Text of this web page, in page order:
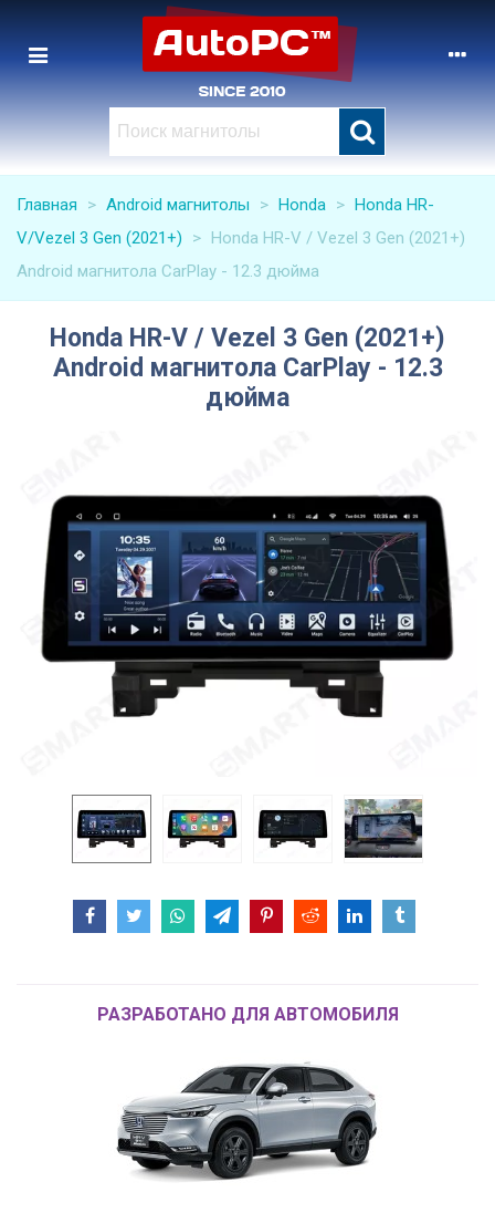
Главная > Android магнитолы > Honda > Honda HR-
V/Vezel 3 Gen (2021+)
> Honda HR-V / Vezel 3 Gen (2021+)
Android магнитола CarPlay - 12.3 дюйма
Honda HR-V / Vezel 3 Gen (2021+)
Android магнитола CarPlay - 12.3
дюйма
РАЗРАБОТАНО ДЛЯ АВТОМОБИЛЯ